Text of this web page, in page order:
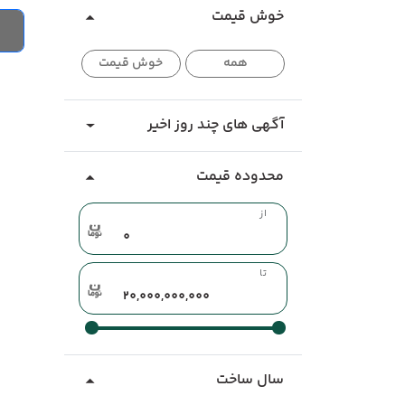
خوش قیمت
همه خوش قیمت
آگهی های چند روز اخیر
محدوده قیمت
از
تا
سال ساخت